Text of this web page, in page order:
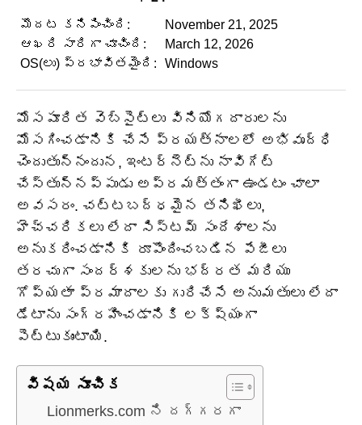
మొదట కనిపించింది:
November 21, 2025
ఆఖరి సారిగా చూచింది:
March 12, 2026
OS(లు) ప్రభావితమైంది:
Windows
మోసపూరిత వెబ్‌సైట్‌లు వినియోగదారులను
మోసగించడానికి చేసే ప్రయత్నాలలో అభివృద్ధి
చెందుతున్నందున, ఇంటర్నెట్‌ను నావిగేట్
చేస్తున్నప్పుడు అప్రమత్తంగా ఉండటం చాలా
అవసరం. చట్టబద్ధమైన తనిఖీలు,
హెచ్చరికలు లేదా సిస్టమ్ సందేశాలను
అనుకరించడానికి రూపొందించబడిన పేజీలు
తరచుగా సందర్శకులను భద్రత మరియు
గోప్యతా ప్రమాదాలకు గురిచేసే అనుమతులు లేదా
డేటాను సంగ్రహించడానికి లక్ష్యంగా
పెట్టుకుంటాయి.
విషయ సూచిక
Lionmerks.com ని దగ్గరగా